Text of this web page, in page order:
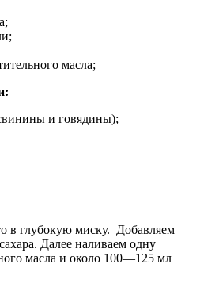
масла;
и говядины);
в глубокую миску. Добавляем
Далее наливаем одну
масла и около 100—125 мл